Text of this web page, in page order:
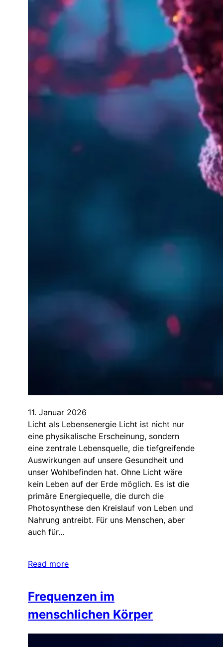
11. Januar 2026
Licht als Lebensenergie Licht ist nicht nur
eine physikalische Erscheinung, sondern
eine zentrale Lebensquelle, die tiefgreifende
Auswirkungen auf unsere Gesundheit und
unser Wohlbefinden hat. Ohne Licht wäre
kein Leben auf der Erde möglich. Es ist die
primäre Energiequelle, die durch die
Photosynthese den Kreislauf von Leben und
Nahrung antreibt. Für uns Menschen, aber
auch für…
Read more
Frequenzen im
menschlichen Körper